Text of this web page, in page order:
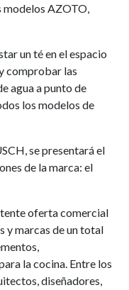
AZOTO,
un té en el espacio
comprobar las
agua a punto de
los modelos de
se presentará el
de la marca: el
oferta comercial
y marcas de un total
la cocina. Entre los
diseñadores,